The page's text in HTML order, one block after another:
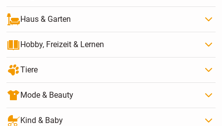
Haus & Garten
Hobby, Freizeit & Lernen
Tiere
Mode & Beauty
Kind & Baby